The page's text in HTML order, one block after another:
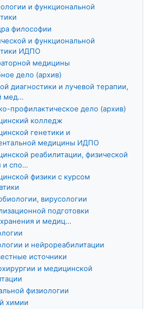
и функциональной
философии
и функциональной
ИДПО
медицины
дело (архив)
диагностики и лучевой терапии,
мед...
профилактическое дело (архив)
колледж
генетики и
медицины ИДПО
реабилитации, физической
и спо...
физики с курсом
вирусологии
подготовки
и медиц...
и нейрореабилитации
источники
и медицинской
физиологии
химии